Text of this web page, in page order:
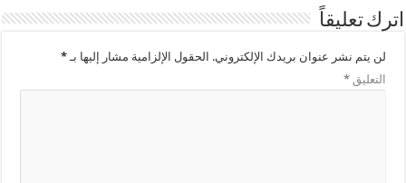
اترك تعليقاً
لن يتم نشر عنوان بريدك الإلكتروني. الحقول الإلزامية مشار إليها بـ*
التعليق*